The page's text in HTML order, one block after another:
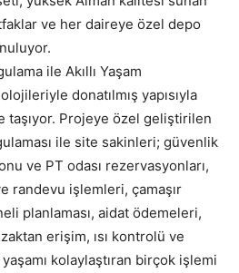
ve her daireye özel depo
ile Akıllı Yaşam
donatılmış yapısıyla
taşıyor. Projeye özel geliştirilen
ile site sakinleri; güvenlik
ve PT odası rezervasyonları,
randevu işlemleri, çamaşır
planlaması, aidat ödemeleri,
erişim, ısı kontrolü ve
kolaylaştıran birçok işlemi